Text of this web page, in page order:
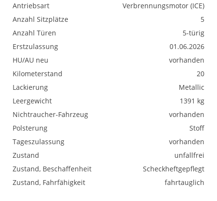
Antriebsart
Verbrennungsmotor (ICE)
Anzahl Sitzplätze
5
Anzahl Türen
5-türig
Erstzulassung
01.06.2026
HU/AU neu
vorhanden
Kilometerstand
20
Lackierung
Metallic
Leergewicht
1391 kg
Nichtraucher-Fahrzeug
vorhanden
Polsterung
Stoff
Tageszulassung
vorhanden
Zustand
unfallfrei
Zustand, Beschaffenheit
Scheckheftgepflegt
Zustand, Fahrfähigkeit
fahrtauglich